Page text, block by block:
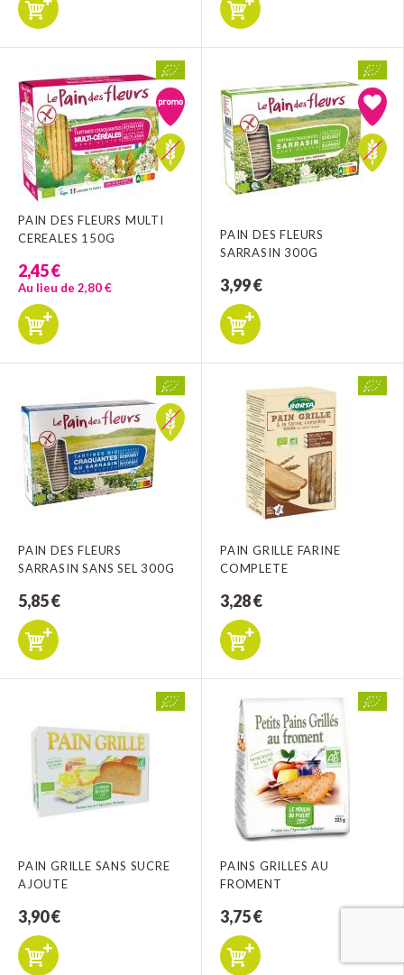
PAIN DES FLEURS MULTI
CEREALES 150G
2,45 €
Au lieu de 2,80 €
PAIN DES FLEURS
SARRASIN 300G
3,99 €
PAIN DES FLEURS
SARRASIN SANS SEL 300G
5,85 €
PAIN GRILLE FARINE
COMPLETE
3,28 €
PAIN GRILLE SANS SUCRE
AJOUTE
3,90 €
PAINS GRILLES AU
FROMENT
3,75 €